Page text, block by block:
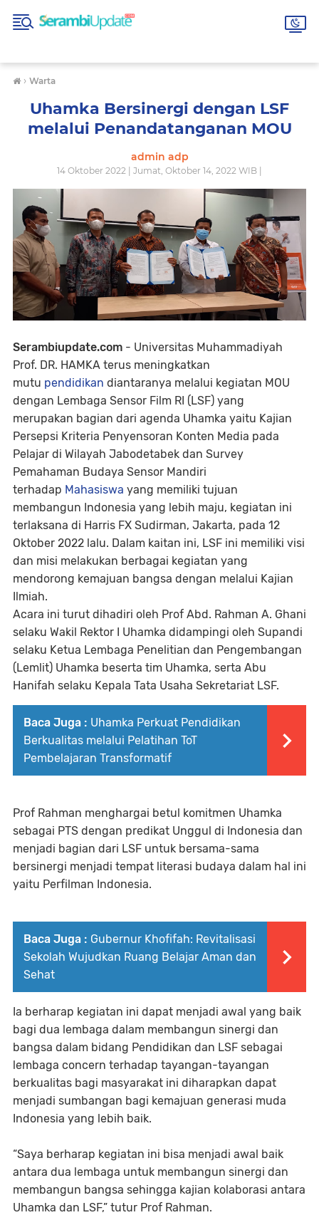
› Warta
Uhamka Bersinergi dengan LSF
melalui Penandatanganan MOU
admin adp
14 Oktober 2022 | Jumat, Oktober 14, 2022 WIB |
Serambiupdate.com - Universitas Muhammadiyah
Prof. DR. HAMKA terus meningkatkan
mutu pendidikan diantaranya melalui kegiatan MOU
dengan Lembaga Sensor Film RI (LSF) yang
merupakan bagian dari agenda Uhamka yaitu Kajian
Persepsi Kriteria Penyensoran Konten Media pada
Pelajar di Wilayah Jabodetabek dan Survey
Pemahaman Budaya Sensor Mandiri
terhadap Mahasiswa yang memiliki tujuan
membangun Indonesia yang lebih maju, kegiatan ini
terlaksana di Harris FX Sudirman, Jakarta, pada 12
Oktober 2022 lalu. Dalam kaitan ini, LSF ini memiliki visi
dan misi melakukan berbagai kegiatan yang
mendorong kemajuan bangsa dengan melalui Kajian
Ilmiah.
Acara ini turut dihadiri oleh Prof Abd. Rahman A. Ghani
selaku Wakil Rektor I Uhamka didampingi oleh Supandi
selaku Ketua Lembaga Penelitian dan Pengembangan
(Lemlit) Uhamka beserta tim Uhamka, serta Abu
Hanifah selaku Kepala Tata Usaha Sekretariat LSF.
Baca Juga : Uhamka Perkuat Pendidikan
Berkualitas melalui Pelatihan ToT
Pembelajaran Transformatif
Prof Rahman menghargai betul komitmen Uhamka
sebagai PTS dengan predikat Unggul di Indonesia dan
menjadi bagian dari LSF untuk bersama-sama
bersinergi menjadi tempat literasi budaya dalam hal ini
yaitu Perfilman Indonesia.
Baca Juga : Gubernur Khofifah: Revitalisasi
Sekolah Wujudkan Ruang Belajar Aman dan
Sehat
Ia berharap kegiatan ini dapat menjadi awal yang baik
bagi dua lembaga dalam membangun sinergi dan
bangsa dalam bidang Pendidikan dan LSF sebagai
lembaga concern terhadap tayangan-tayangan
berkualitas bagi masyarakat ini diharapkan dapat
menjadi sumbangan bagi kemajuan generasi muda
Indonesia yang lebih baik.
“Saya berharap kegiatan ini bisa menjadi awal baik
antara dua lembaga untuk membangun sinergi dan
membangun bangsa sehingga kajian kolaborasi antara
Uhamka dan LSF,” tutur Prof Rahman.